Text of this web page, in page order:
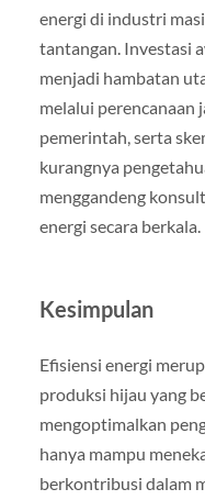
energi di industri
tantangan. Investasi
menjadi hambatan
melalui perencanaan
pemerintah, serta
kurangnya
menggandeng
energi secara berkala.
Kesimpulan
Efisiensi energi
produksi hijau yang
mengoptimalkan
hanya mampu
berkontribusi dalam